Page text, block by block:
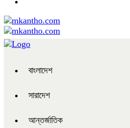
বাংলাদেশ
সারাদেশ
আন্তর্জাতিক